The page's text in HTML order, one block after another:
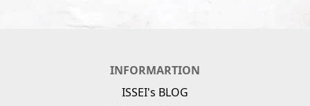
INFORMARTION
ISSEI's BLOG